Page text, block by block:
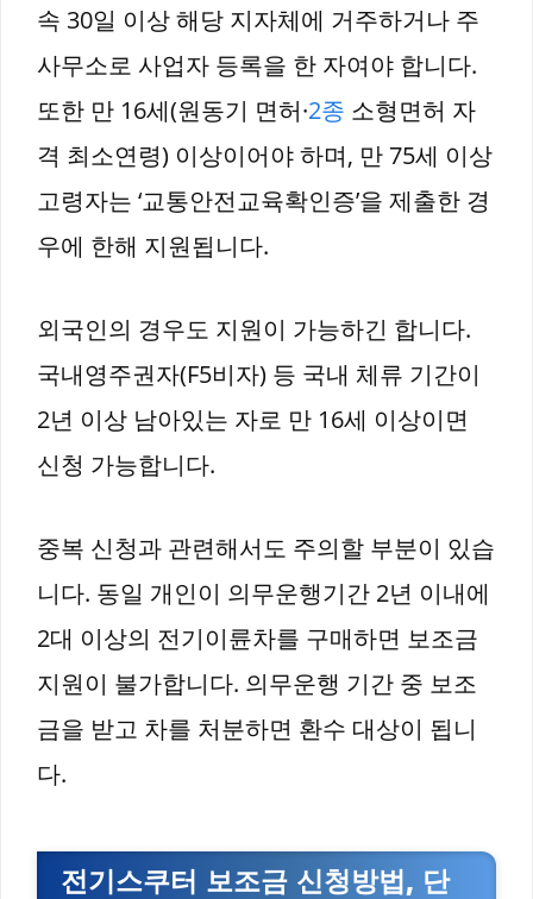
속 30일 이상 해당 지자체에 거주하거나 주
사무소로 사업자 등록을 한 자여야 합니다.
또한 만 16세(원동기 면허·2종 소형면허 자
격 최소연령) 이상이어야 하며, 만 75세 이상
고령자는 ‘교통안전교육확인증’을 제출한 경
우에 한해 지원됩니다.
외국인의 경우도 지원이 가능하긴 합니다.
국내영주권자(F5비자) 등 국내 체류 기간이
2년 이상 남아있는 자로 만 16세 이상이면
신청 가능합니다.
중복 신청과 관련해서도 주의할 부분이 있습
니다. 동일 개인이 의무운행기간 2년 이내에
2대 이상의 전기이륜차를 구매하면 보조금
지원이 불가합니다. 의무운행 기간 중 보조
금을 받고 차를 처분하면 환수 대상이 됩니
다.
전기스쿠터 보조금 신청방법, 단